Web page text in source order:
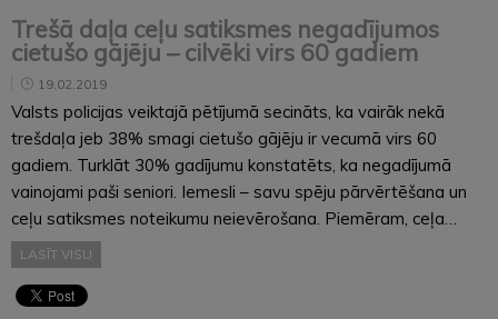
Trešā daļa ceļu satiksmes negadījumos
cietušo gājēju – cilvēki virs 60 gadiem
19.02.2019
Valsts policijas veiktajā pētījumā secināts, ka vairāk nekā
trešdaļa jeb 38% smagi cietušo gājēju ir vecumā virs 60
gadiem. Turklāt 30% gadījumu konstatēts, ka negadījumā
vainojami paši seniori. Iemesli – savu spēju pārvērtēšana un
ceļu satiksmes noteikumu neievērošana. Piemēram, ceļa…
LASĪT VISU